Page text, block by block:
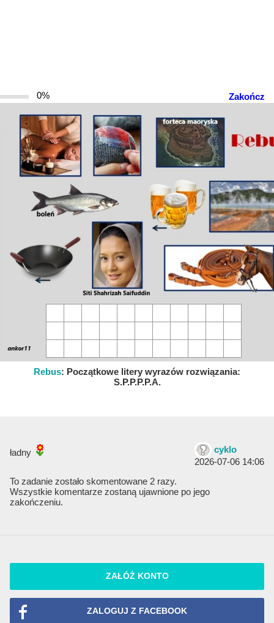
Zakończ
0%
Rebus: Początkowe litery wyrazów rozwiązania:
S.P.P.P.P.A.
cyklo
2026-07-06 14:06
ładny
To zadanie zostało skomentowane 2 razy.
Wszystkie komentarze zostaną ujawnione po jego
zakończeniu.
ZAŁÓŻ KONTO
ZALOGUJ Z FACEBOOK